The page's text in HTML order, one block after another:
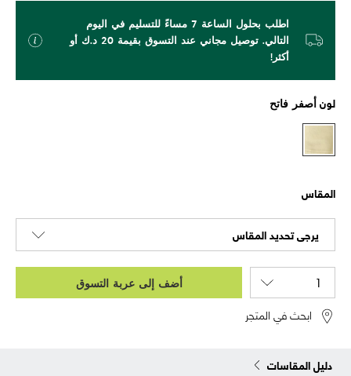
اطلب بحلول الساعة 7 مساءً للتسليم في اليوم
التالي. توصيل مجاني عند التسوق بقيمة 20 د.ك أو
أكثر!
لون أصفر فاتح
المقاس
يرجى تحديد المقاس
أضف إلى عربة التسوق
ابحث في المتجر
دليل المقاسات